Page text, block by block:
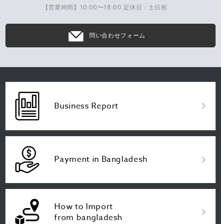
【営業時間】10:00〜18:00 定休日：土日祝
問い合わせフォーム
Business Report
Payment in Bangladesh
How to Import
from bangladesh